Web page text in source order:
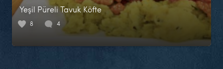
Yeşil Püreli Tavuk Köfte
8 4